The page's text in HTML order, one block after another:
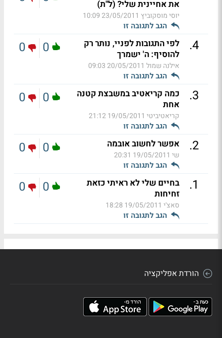
את אחיינית שלי? (ל"ת)
יוסי מוסקוביץ 23/05/2011 10:09
הגב לתגובה זו
4
.
לפי התגובות לפניי, נותר רק
להוסיף: ה' ישמרך
אילנה שמול 20/05/2011 09:03
הגב לתגובה זו
0
0
3
.
כמה קריאטיב במשבצת קטנה
אחת
קריאטיביטי 19/05/2011 21:12
הגב לתגובה זו
0
0
2
. אפשר לחשוב אובמה
שי 19/05/2011 20:31
הגב לתגובה זו
0
0
1
.
בחיים שלי לא ראיתי כזאת
זחיחות
סאצ'י 19/05/2011 18:28
הגב לתגובה זו
0
0
הורדת אפליקציה